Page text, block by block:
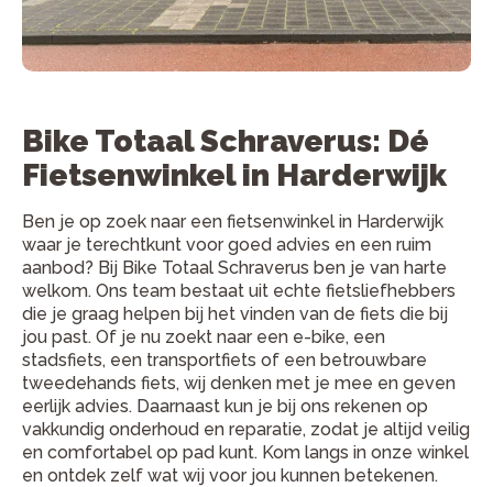
Bike Totaal Schraverus: Dé
Fietsenwinkel in Harderwijk
Ben je op zoek naar een fietsenwinkel in Harderwijk
waar je terechtkunt voor goed advies en een ruim
aanbod? Bij Bike Totaal Schraverus ben je van harte
welkom. Ons team bestaat uit echte fietsliefhebbers
die je graag helpen bij het vinden van de fiets die bij
jou past. Of je nu zoekt naar een e-bike, een
stadsfiets, een transportfiets of een betrouwbare
tweedehands fiets, wij denken met je mee en geven
eerlijk advies. Daarnaast kun je bij ons rekenen op
vakkundig onderhoud en reparatie, zodat je altijd veilig
en comfortabel op pad kunt. Kom langs in onze winkel
en ontdek zelf wat wij voor jou kunnen betekenen.